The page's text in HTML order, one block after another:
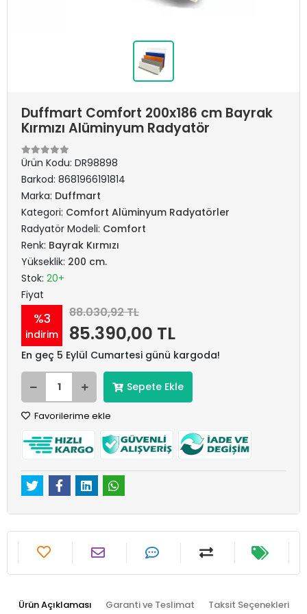
Duffmart Comfort 200x186 cm Bayrak
Kırmızı Alüminyum Radyatör
Ürün Kodu: DR98898
Barkod: 8681966191814
Marka: Duffmart
Kategori: Comfort Alüminyum Radyatörler
Radyatör Modeli: Comfort
Renk: Bayrak Kırmızı
Yükseklik: 200 cm.
Stok: 20+
Fiyat
%3
indirim
88.030,92 TL
85.390,00 TL
En geç 5 Eylül Cumartesi günü kargoda!
Sepete Ekle
Favorilerime ekle
Ürün Açıklaması Garanti ve Teslimat Taksit Seçenekleri